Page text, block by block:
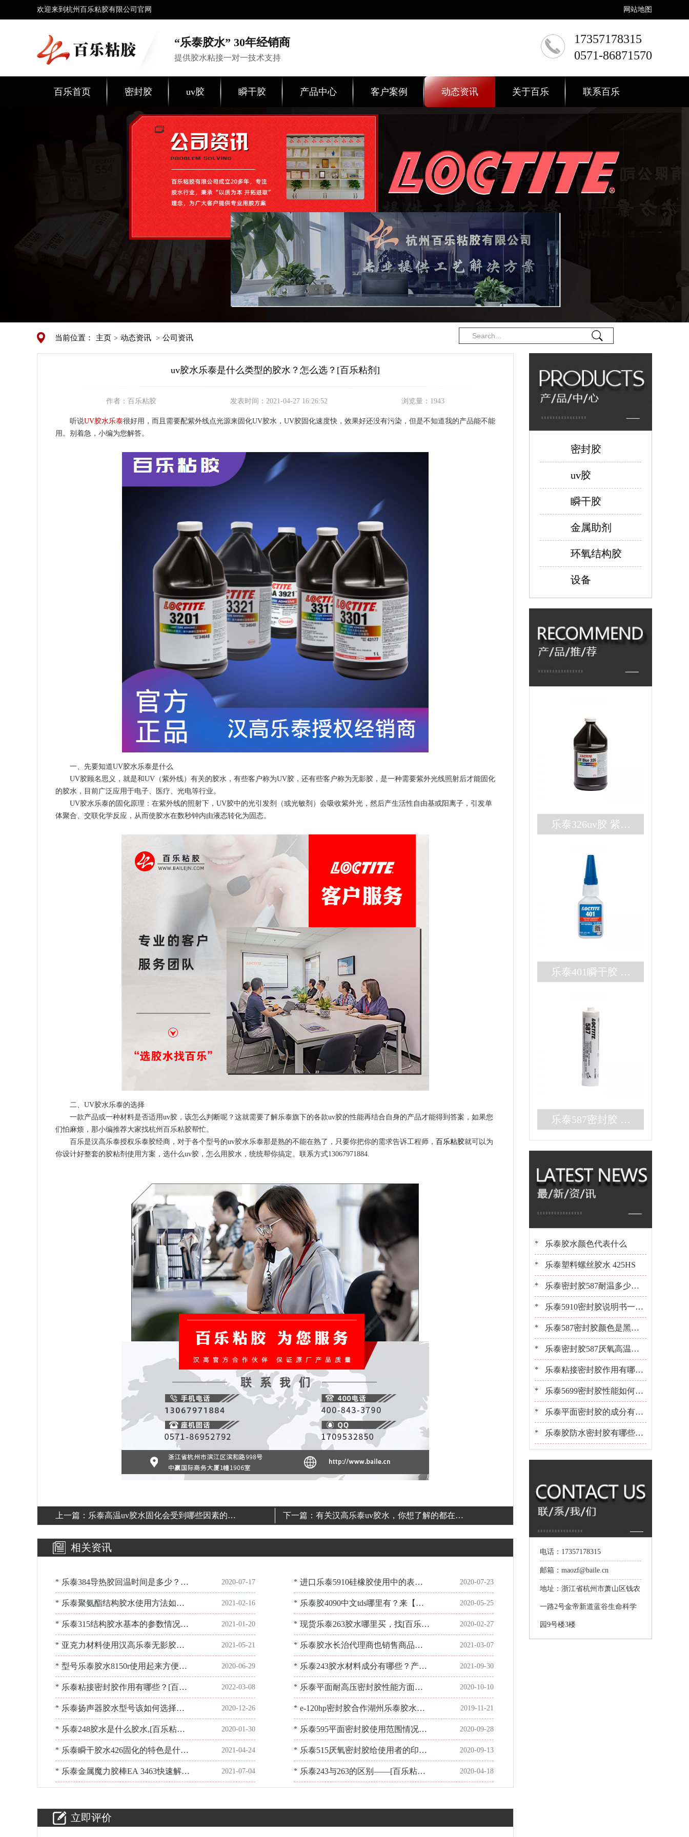
欢迎来到杭州百乐粘胶有限公司官网 网站地图
“乐泰胶水” 30年经销商
提供胶水粘接一对一技术支持
17357178315
0571-86871570
百乐首页 密封胶 uv胶 瞬干胶 产品中心 客户案例 动态资讯 关于百乐 联系百乐
当前位置： 主页 > 动态资讯 > 公司资讯
uv胶水乐泰是什么类型的胶水？怎么选？[百乐粘剂]
作者： 百乐粘胶 发表时间： 2021-04-27 16:26:52 浏览量： 1943
听说UV胶水乐泰很好用，而且需要配紫外线点光源来固化UV胶水，UV胶固化速度快，效果好还没有污染，但是不知道我的产品能不能
用。别着急，小编为您解答。
一、先要知道UV胶水乐泰是什么
UV胶顾名思义，就是和UV（紫外线）有关的胶水，有些客户称为UV胶，还有些客户称为无影胶，是一种需要紫外光线照射后才能固化
的胶水，目前广泛应用于电子、医疗、光电等行业。
UV胶水乐泰的固化原理：在紫外线的照射下，UV胶中的光引发剂（或光敏剂）会吸收紫外光，然后产生活性自由基或阳离子，引发单
体聚合、交联化学反应，从而使胶水在数秒钟内由液态转化为固态。
二、UV胶水乐泰的选择
一款产品或一种材料是否适用uv胶，该怎么判断呢？这就需要了解乐泰旗下的各款uv胶的性能再结合自身的产品才能得到答案，如果您
们怕麻烦，那小编推荐大家找杭州百乐粘胶帮忙。
百乐是汉高乐泰授权乐泰胶经商，对于各个型号的uv胶水乐泰那是熟的不能在熟了，只要你把你的需求告诉工程师， 百乐粘胶就可以为
你设计好整套的胶粘剂使用方案，选什么uv胶，怎么用胶水，统统帮你搞定。联系方式13067971884.
上一篇： 乐泰高温uv胶水固化会受到哪些因素的影
下一篇： 有关汉高乐泰uv胶水，你想了解的都在这
相关资讯
* 乐泰384导热胶回温时间是多少？你
知道了吗？[百乐粘胶]
2020-07-17 * 进口乐泰5910硅橡胶使用中的表现
如何？汽车常用耐油密封胶[百乐粘
胶]
2020-07-23
* 乐泰聚氨酯结构胶水使用方法如
何？[百乐粘胶]
2021-02-16 * 乐泰胶4090中文tds哪里有？来【百
乐粘胶】享受用胶服务
2020-05-25
* 乐泰315结构胶水基本的参数情况如
何？[百乐粘胶]来帮忙
2021-01-20 * 现货乐泰263胶水哪里买，找[百乐粘
胶]更安心
2020-02-27
* 亚克力材料使用汉高乐泰无影胶水
的正确步骤！别错过[百乐粘胶]
2021-05-21 * 乐泰胶水长治代理商也销售商品
吗？有哪些销售优势？[百乐粘胶]
2021-03-07
* 型号乐泰胶水8150r使用起来方便简
单吗?[百乐粘胶]
2020-06-29 * 乐泰243胶水材料成分有哪些？产品
价格合理吗[百乐粘胶]
2021-09-30
* 乐泰粘接密封胶作用有哪些？[百乐
粘胶]胶水百晓生
2022-03-08 * 乐泰平面耐高压密封胶性能方面的
情况如何？胶水疑问找[百乐粘胶]
2020-10-10
* 乐泰扬声器胶水型号该如何选择？
选胶有问题找[百乐粘胶]
2020-12-26 * e-120hp密封胶合作湖州乐泰胶水客
户-马达转轴的粘接【百乐密封胶】
2019-11-21
* 乐泰248胶水是什么胶水,[百乐粘胶]
为您整理
2020-01-30 * 乐泰595平面密封胶使用范围情况如
何？如何选找[百乐粘胶]
2020-09-28
* 乐泰瞬干胶水426固化的特色是什
么？[百乐粘胶]来分析
2021-04-24 * 乐泰515厌氧密封胶给使用者的印象
是什么？用过才说可[百乐粘胶]
2020-09-13
* 乐泰金属魔力胶棒EA 3463快速解决 2021-07-04 * 乐泰243与263的区别——[百乐粘胶] 2020-04-18
立即评价
密封胶
uv胶
瞬干胶
金属助剂
环氧结构胶
设备
乐泰326uv胶 紫外
6胶水 高强度结构
胶
乐泰401瞬干胶 无
干胶 百乐粘胶现货
秒发
乐泰587密封胶 高
强度大间隙RTV硅
现货
* 乐泰胶水颜色代表什么
* 乐泰塑料螺丝胶水 425HS
* 乐泰密封胶587耐温多少？1
0+年经验工程师告诉你[百乐
粘胶]
* 乐泰5910密封胶说明书一键
获取[百乐粘胶胶水百科]
* 乐泰587密封胶颜色是黑是
白？[百乐粘胶胶水百科]
* 乐泰密封胶587厌氧高温密
封胶平面粘接密封
* 乐泰粘接密封胶作用有哪
些？[百乐粘胶]胶水百晓生
* 乐泰5699密封胶性能如何？
可以用在金属上吗？[百乐粘
胶]
* 乐泰平面密封胶的成分有哪
些？适合用在什么产品上[百
* 乐泰胶防水密封胶有哪些？
电话：17357178315
邮箱：maozf@baile.cn
地址：浙江省杭州市萧山区钱农
一路2号金帝新道蓝谷生命科学
园9号楼3楼